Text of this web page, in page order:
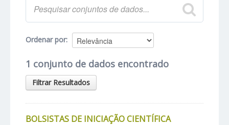
Ordenar por
1 conjunto de dados encontrado
Filtrar Resultados
BOLSISTAS DE INICIAÇÃO CIENTÍFICA